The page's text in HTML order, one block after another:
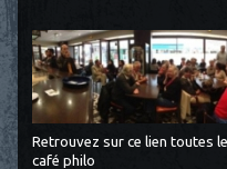
Retrouvez sur ce lien toutes
café philo